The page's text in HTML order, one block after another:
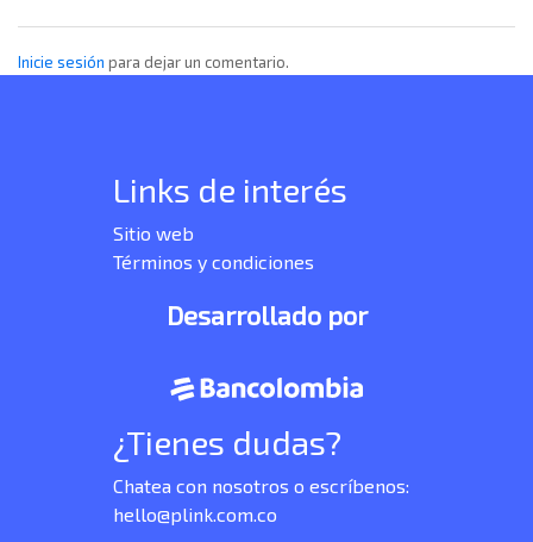
Inicie sesión para dejar un comentario.
Links de interés
Sitio web
Términos y condiciones
Desarrollado por
¿Tienes dudas?
Chatea con nosotros o escríbenos:
hello@plink.com.co